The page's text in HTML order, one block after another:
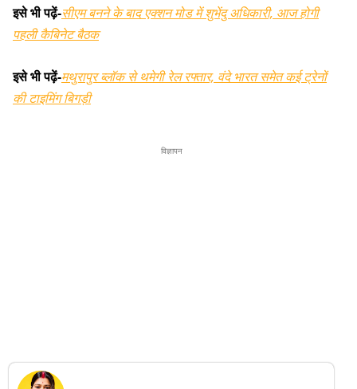
इसे भी पढ़ें-सीएम बनने के बाद एक्शन मोड में शुभेंदु अधिकारी, आज होगी
पहली कैबिनेट बैठक
इसे भी पढ़ें-मथुरापुर ब्लॉक से थमेगी रेल रफ्तार, वंदे भारत समेत कई ट्रेनों
की टाइमिंग बिगड़ी
विज्ञापन